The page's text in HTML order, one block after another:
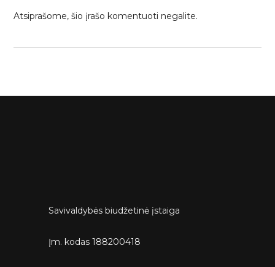
Atsiprašome, šio įrašo komentuoti negalite.
Savivaldybės biudžetinė įstaiga
Įm. kodas 188200418